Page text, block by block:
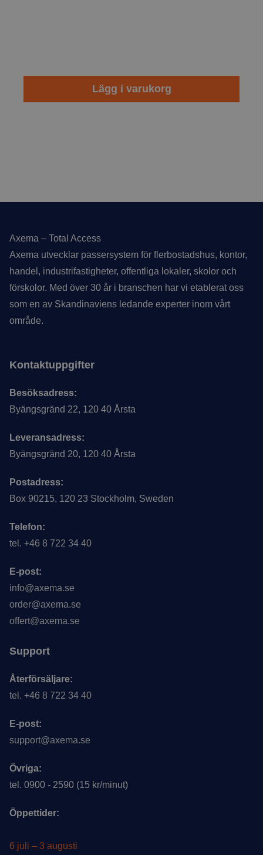
Lägg i varukorg
Axema – Total Access
Axema utvecklar passersystem för flerbostadshus, kontor,
handel, industrifastigheter, offentliga lokaler, skolor och
förskolor. Med över 30 år i branschen har vi etablerat oss
som en av Skandinaviens ledande experter inom vårt
område.
Kontaktuppgifter
Besöksadress:
Byängsgränd 22, 120 40 Årsta
Leveransadress:
Byängsgränd 20, 120 40 Årsta
Postadress:
Box 90215, 120 23 Stockholm, Sweden
Telefon:
tel. +46 8 722 34 40
E-post:
info@axema.se
order@axema.se
offert@axema.se
Support
Återförsäljare:
tel. +46 8 722 34 40
E-post:
support@axema.se
Övriga:
tel. 0900 - 2590 (15 kr/minut)
Öppettider:
6 juli – 3 augusti